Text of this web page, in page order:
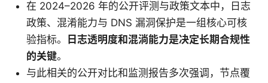
在 2024–2026 年的公开评测与政策文本中，日志
政策、混淆能力与 DNS 漏洞保护是一组核心可核
验指标。
日志透明度和混淌能力是决定长期合规性
的关键。
与此相关的公开对比和监测报告多次强调，节点覆